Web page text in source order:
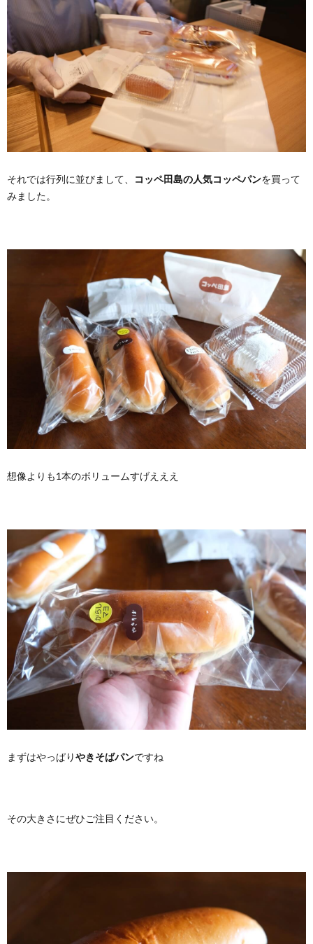
それでは行列に並びまして、 コッペ田島の人気コッペパンを買って
みました。
想像よりも1本のボリュームすげえええ
まずはやっぱりやきそばパンですね
その大きさにぜひご注目ください。